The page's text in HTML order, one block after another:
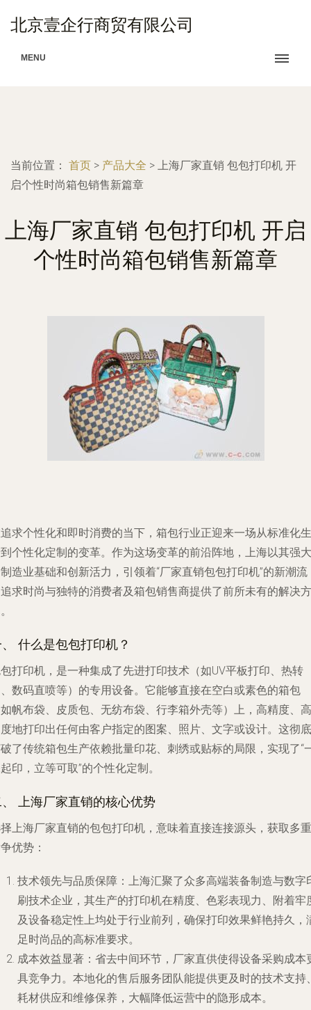
北京壹企行商贸有限公司
MENU
当前位置： 首页 > 产品大全 > 上海厂家直销 包包打印机 开
启个性时尚箱包销售新篇章
上海厂家直销 包包打印机 开启
个性时尚箱包销售新篇章
求个性化和即时消费的当下，箱包行业正迎来一场从标准化生
个性化定制的变革。作为这场变革的前沿阵地，上海以其强大
造业基础和创新活力，引领着“厂家直销包包打印机”的新潮流
求时尚与独特的消费者及箱包销售商提供了前所未有的解决方
什么是包包打印机？
打印机，是一种集成了先进打印技术（如UV平板打印、热转
数码直喷等）的专用设备。它能够直接在空白或素色的箱包
帆布袋、皮质包、无纺布袋、行李箱外壳等）上，高精度、高
地打印出任何由客户指定的图案、照片、文字或设计。这彻底
了传统箱包生产依赖批量印花、刺绣或贴标的局限，实现了“
印，立等可取”的个性化定制。
上海厂家直销的核心优势
上海厂家直销的包包打印机，意味着直接连接源头，获取多重
优势：
技术领先与品质保障 ：上海汇聚了众多高端装备制造与数字
刷技术企业，其生产的打印机在精度、色彩表现力、附着牢
及设备稳定性上均处于行业前列，确保打印效果鲜艳持久，
足时尚品的高标准要求。
成本效益显著 ：省去中间环节，厂家直供使得设备采购成本
具竞争力。本地化的售后服务团队能提供更及时的技术支持
耗材供应和维修保养，大幅降低运营中的隐形成本。